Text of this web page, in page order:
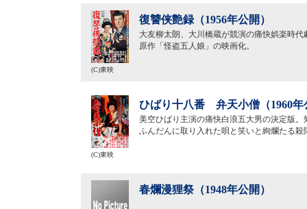
復讐侠艶録（1956年公開）
大友柳太朗、大川橋蔵が競演の痛快娯楽時
原作「怪盗五人娘」の映画化。
(C)東映
ひばり十八番 弁天小僧（1960年
美空ひばり主演の痛快白浪五大男の決定版
ふんだんに取り入れた唄と笑いと絢爛たる
(C)東映
春爛漫狸祭（1948年公開）